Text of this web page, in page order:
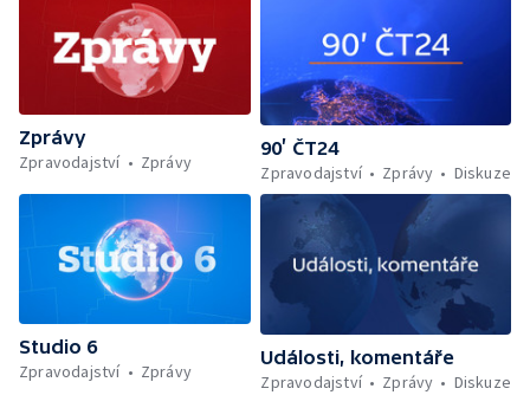
Zprávy
Zpravodajství
Zprávy
90’ ČT24
Zpravodajství
Zprávy Diskuze
Studio 6
Zpravodajství
Zprávy
Události, komentáře
Zpravodajství
Zprávy Diskuze